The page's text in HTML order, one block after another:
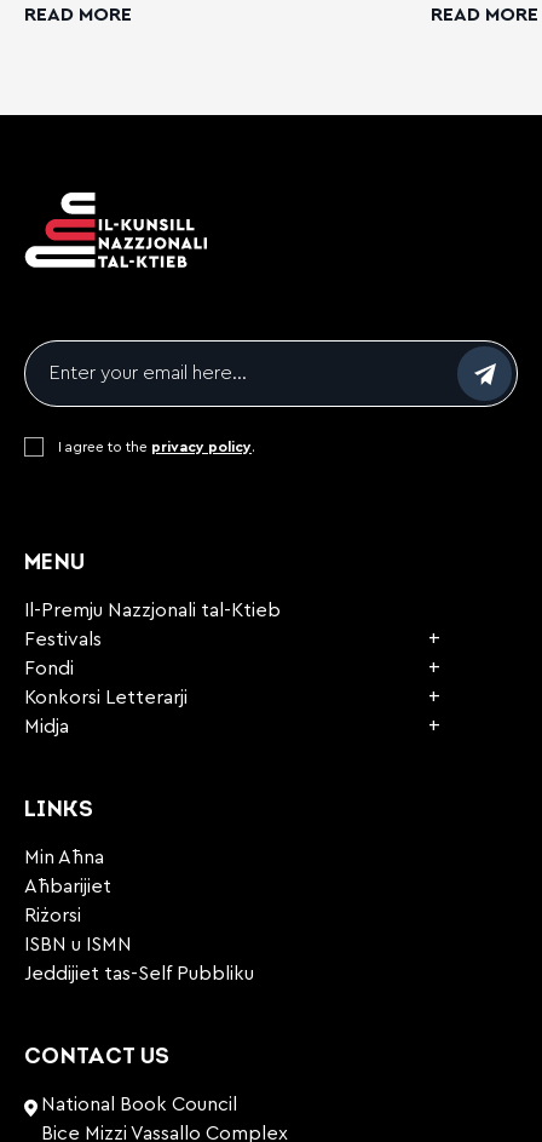
READ MORE READ MORE
MENU
Il-Premju Nazzjonali tal-Ktieb
Festivals
Fondi
Konkorsi Letterarji
Midja
LINKS
Min Aħna
Aħbarijiet
Riżorsi
ISBN u ISMN
Jeddijiet tas-Self Pubbliku
Email
Consent*
I agree to the privacy policy.
CONTACT US
National Book Council
Bice Mizzi Vassallo Complex